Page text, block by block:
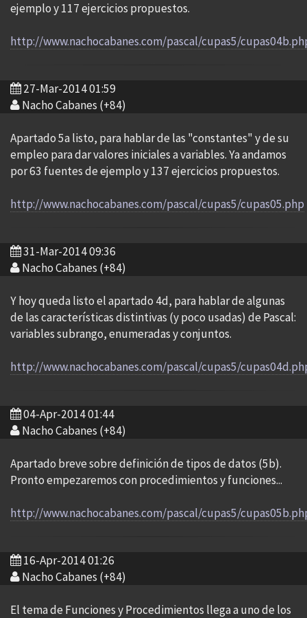
ejemplo y 117 ejercicios propuestos.
http://www.nachocabanes.com/pascal/cupas5/
27-Mar-2014 01:59
Nacho Cabanes (+84)
Apartado 5a listo, para hablar de las "constantes" y de su
empleo para dar valores iniciales a variables. Ya andamos
por 63 fuentes de ejemplo y 137 ejercicios propuestos.
http://www.nachocabanes.com/pascal/cupas5/cupas05.php
31-Mar-2014 09:36
Nacho Cabanes (+84)
Y hoy queda listo el apartado 4d, para hablar de algunas
de las características distintivas (y poco usadas) de Pascal:
variables subrango, enumeradas y conjuntos.
http://www.nachocabanes.com/pascal/cupas5/
04-Apr-2014 01:44
Nacho Cabanes (+84)
Apartado breve sobre definición de tipos de datos (5b).
Pronto empezaremos con procedimientos y funciones...
http://www.nachocabanes.com/pascal/cupas5/
16-Apr-2014 01:26
Nacho Cabanes (+84)
El tema de Funciones y Procedimientos llega a uno de los